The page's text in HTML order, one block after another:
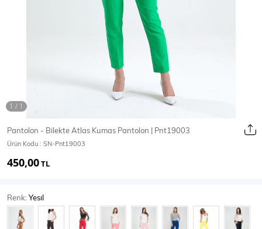
Mont & Kaban Yağmurluk
T-Shirt
Pantolon - Bilekte Atlas Kumas Pantolon | Pnt19003
Ürün Kodu : SN-Pnt19003
450,00TL
Renk:Yesıl